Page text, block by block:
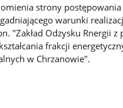
strony
warunki
"Zakład Odzysku Rnergii z
frakcji
w Chrzanowie".